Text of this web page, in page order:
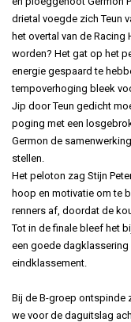
drietal voegde zichTeun
het overtal van de
worden? Het gat op het
energie gespaard te
tempoverhoging bleek
Jip door Teun gedicht
poging met een
Germon de
stellen.
Het peloton zag Stijn
hoop en motivatie om te
renners af, doordat de
Tot in de finale bleef het
een goede dagklassering
eindklassement.
Bij de B-groep ontspinde
we voor de daguitslag